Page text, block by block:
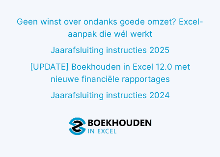
Geen winst over ondanks goede omzet? Excel-
aanpak die wél werkt
Jaarafsluiting instructies 2025
[UPDATE] Boekhouden in Excel 12.0 met
nieuwe financiële rapportages
Jaarafsluiting instructies 2024